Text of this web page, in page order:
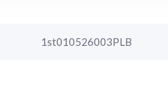
1st010526003PLB